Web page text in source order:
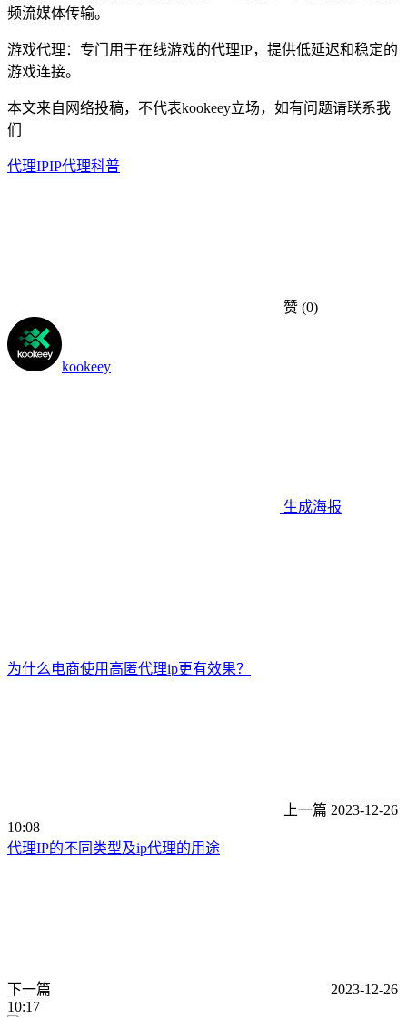
频流媒体传输。
游戏代理：专门用于在线游戏的代理IP，提供低延迟和稳定的
游戏连接。
本文来自网络投稿，不代表kookeey立场，如有问题请联系我
们
代理IPIP代理科普
赞 (0)
kookeey
生成海报
为什么电商使用高匿代理ip更有效果？
上一篇 2023-12-26
10:08
代理IP的不同类型及ip代理的用途
下一篇
2023-12-26
10:17